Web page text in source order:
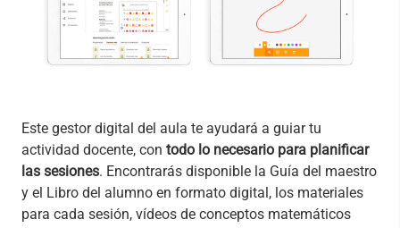
Este gestor digital del aula te ayudará a guiar tu
actividad docente, con todo lo necesario para planificar
las sesiones. Encontrarás disponible la Guía del maestro
y el Libro del alumno en formato digital, los materiales
para cada sesión, vídeos de conceptos matemáticos